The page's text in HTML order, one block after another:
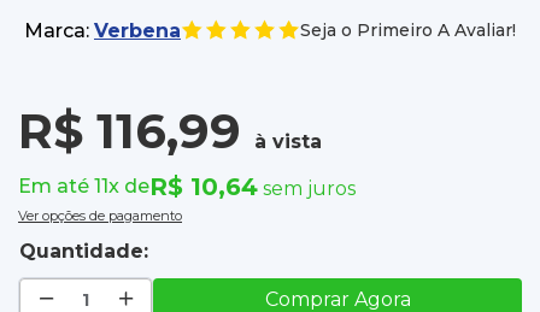
Marca: Verbena Seja o Primeiro A Avaliar!
R$ 116,99
à vista
Em até 11x deR$ 10,64 sem juros
Ver opções de pagamento
Quantidade:
Comprar Agora